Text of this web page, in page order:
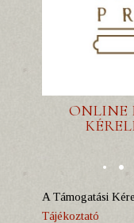
ONLINE
A Támogatási
Tájékoztató